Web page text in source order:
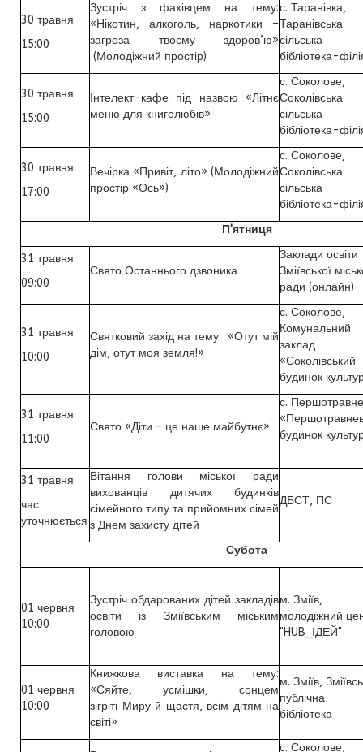
30 травня
15:00
Зустріч з фахівцем на тему:
«Нікотин, алкоголь, наркотики –
загроза твоєму здоров’ю»
(Молодіжний простір)
с. Таранівка,
Таранівська
сільська
бібліотека-
30 травня
15:00
Інтелект-кафе під назвою «Літнє
меню для книголюбів»
с. Соколове,
Соколівська
сільська
бібліотека-
30 травня
17:00
Вечірка «Привіт, літо» (Молодіжний
простір «Ось»)
с. Соколове,
Соколівська
сільська
бібліотека-
П'ятниця
31 травня
09:00
Свято Останнього дзвоника
Заклади освіти
Зміївської
ради (онлайн)
31 травня
10:00
Святковий захід на тему: «Отут мій
дім, отут моя земля!»
с. Соколове,
Комунальний
заклад
«Соколівський
будинок
31 травня
11:00
Свято «Діти – це наше майбутнє»
с.
будинок
31 травня
час
уточнюється
Вітання голови міської ради
вихованців дитячих будинків
сімейного типу та прийомних сімей
з Днем захисту дітей
ДБСТ, ПС
Субота
01 червня
10:00
Зустріч обдарованих дітей закладів
освіти із Зміївським міським
головою
м. Зміїв,
молодіжний
"HUB_ІДЕЙ"
01 червня
10:00
Книжкова виставка на тему:
«Сяйте, усмішки, сонцем
зігріті Миру й щастя, всім дітям на
світі»
м. Зміїв,
публічна
бібліотека
с. Соколове,